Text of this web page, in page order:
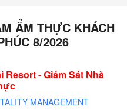
ẨM THỰC KHÁCH
8/2026
Resort - Giám Sát Nhà
MANAGEMENT